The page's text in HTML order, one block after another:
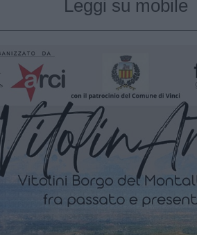
Leggi su mobile